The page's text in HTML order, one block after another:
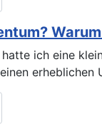
hatte ich eine
erheblichen